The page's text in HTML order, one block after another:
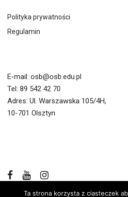
Polityka prywatności
Regulamin
E-mail: osb@osb.edu.pl
Tel: 89 542 42 70
Adres: Ul. Warszawska 105/4H,
10-701 Olsztyn
Ta strona korzysta z ciasteczek